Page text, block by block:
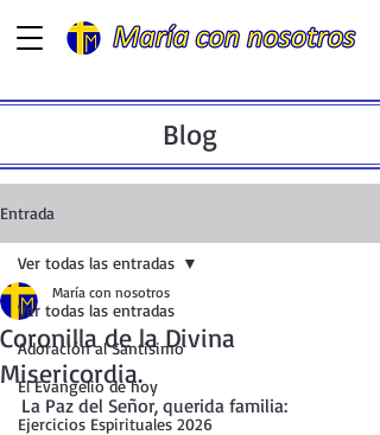
Blog
Entrada
Ver todas las entradas
Adoración al Santísimo
El Evangelio de hoy
Ejercicios Espirituales 2026
Ver todas las entradas
Coronilla de la Divina
Misericordia.
María con nosotros
La Paz del Señor, querida familia: